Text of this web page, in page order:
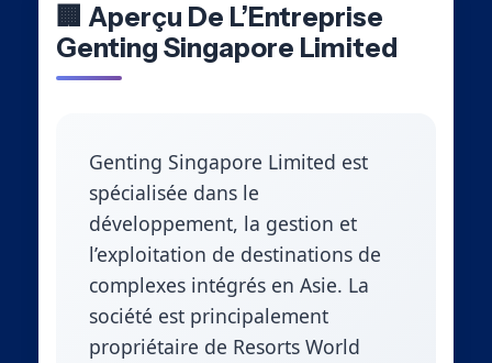
🏢 Aperçu De L’Entreprise
Genting Singapore Limited
Genting Singapore Limited est
spécialisée dans le
développement, la gestion et
l’exploitation de destinations de
complexes intégrés en Asie. La
société est principalement
propriétaire de Resorts World